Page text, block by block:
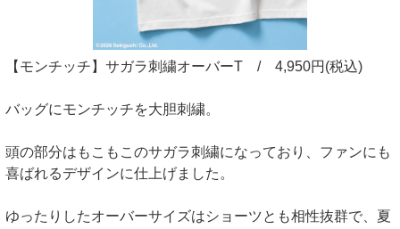
【モンチッチ】サガラ刺繍オーバーT / 4,950円(税込)
バッグにモンチッチを大胆刺繍。
頭の部分はもこもこのサガラ刺繍になっており、ファンにも
喜ばれるデザインに仕上げました。
ゆったりしたオーバーサイズはショーツとも相性抜群で、夏